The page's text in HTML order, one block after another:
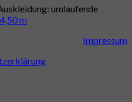
umlaufende
m
Impressum